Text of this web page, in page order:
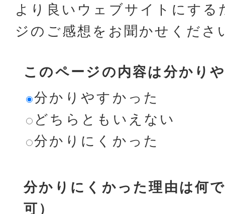
より良いウェブサイトにする
ジのご感想をお聞かせくださ
このページの内容は分かり
分かりやすかった
どちらともいえない
分かりにくかった
分かりにくかった理由は何
可）